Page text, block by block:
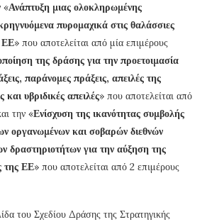
«Ανάπτυξη μιας ολοκληρωμένης
πυρομαχικά στις θαλάσσιες
ΕΕ» που αποτελείται από μία επιμέρους
της δράσης για την προετοιμασία
παράνομες πράξεις, απειλές της
και υβριδικές απειλές» που αποτελείται από
την «Ενίσχυση της ικανότητας συμβολής
οργανωμένων και σοβαρών διεθνών
δραστηριοτήτων για την αύξηση της
της ΕΕ» που αποτελείται από 2 επιμέρους
του Σχεδίου Δράσης της Στρατηγικής